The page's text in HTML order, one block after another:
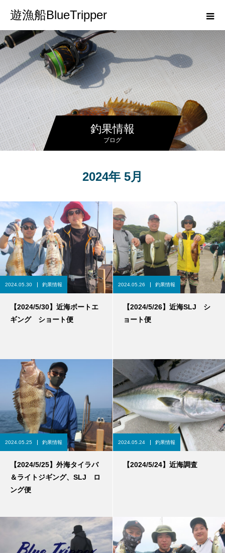
遊漁船BlueTripper
釣果情報
ブログ
2024年 5月
2024.05.30 釣果情報
【2024/5/30】近海ボートエ
ギング ショート便
2024.05.26 釣果情報
【2024/5/26】近海SLJ シ
ョート便
2024.05.25 釣果情報
【2024/5/25】外海タイラバ
＆ライトジギング、SLJ ロ
ング便
2024.05.24 釣果情報
【2024/5/24】近海調査